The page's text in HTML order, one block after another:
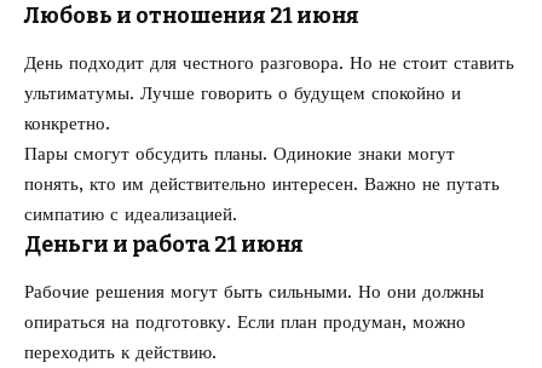
Любовь и отношения 21 июня
День подходит для честного разговора. Но не стоит ставить
ультиматумы. Лучше говорить о будущем спокойно и
конкретно.
Пары смогут обсудить планы. Одинокие знаки могут
понять, кто им действительно интересен. Важно не путать
симпатию с идеализацией.
Деньги и работа 21 июня
Рабочие решения могут быть сильными. Но они должны
опираться на подготовку. Если план продуман, можно
переходить к действию.